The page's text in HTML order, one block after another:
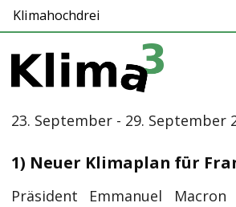
Klimahochdrei
23. September - 29. September
1) Neuer Klimaplan für
Präsident Emmanuel